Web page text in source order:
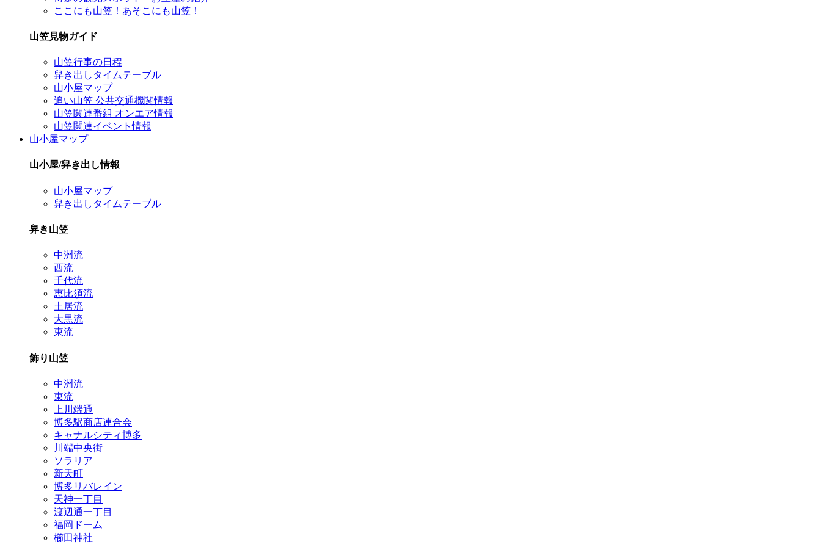
ここにも山笠！あそこにも山笠！
山笠見物ガイド
山笠行事の日程
舁き出しタイムテーブル
山小屋マップ
追い山笠 公共交通機関情報
山笠関連番組 オンエア情報
山笠関連イベント情報
山小屋マップ
山小屋/舁き出し情報
山小屋マップ
舁き出しタイムテーブル
舁き山笠
中洲流
西流
千代流
恵比須流
土居流
大黒流
東流
飾り山笠
中洲流
東流
上川端通
博多駅商店連合会
キャナルシティ博多
川端中央街
ソラリア
新天町
博多リバレイン
天神一丁目
渡辺通一丁目
福岡ドーム
櫛田神社